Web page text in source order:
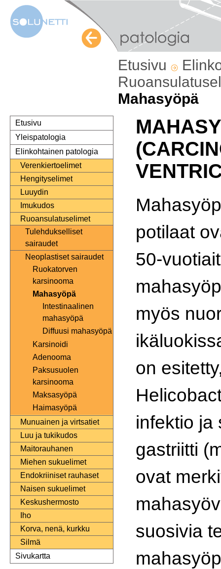
Etusivu
Mahasyöpä
Etusivu
Yleispatologia
Elinkohtainen patologia
Verenkiertoelimet
Hengityselimet
Luuydin
Imukudos
Ruoansulatuselimet
Tulehdukselliset
sairaudet
Neoplastiset sairaudet
Ruokatorven
karsinooma
Mahasyöpä
Intestinaalinen
mahasyöpä
Diffuusi mahasyöpä
Karsinoidi
Adenooma
Paksusuolen
karsinooma
Maksasyöpä
Haimasyöpä
Munuainen ja virtsatiet
Luu ja tukikudos
Maitorauhanen
Miehen sukuelimet
Endokriiniset rauhaset
Naisen sukuelimet
Keskushermosto
Iho
Korva, nenä, kurkku
Silmä
Sivukartta
potilaat
50-
myös
on
infektio ja
gastriitti
ovat
suosivia